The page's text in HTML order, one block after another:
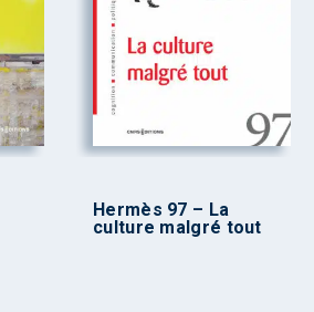
Hermès 97 – La
culture malgré tout